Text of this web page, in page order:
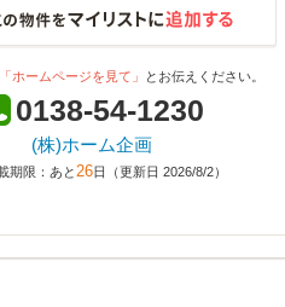
「ホームページを見て」 とお伝えください。
0138-54-1230
(株)ホーム企画
期限：あと26日（更新日 2026/8/2）